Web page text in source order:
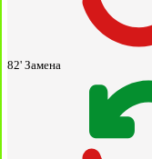
82' Замена